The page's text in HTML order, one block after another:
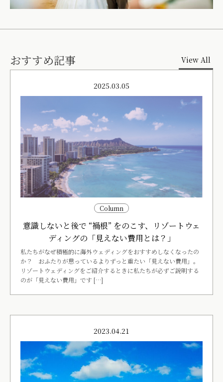
おすすめ記事 View All
2025.03.05
Column
意識しないと後で “禍根” をのこす、リゾートウェ
ディングの「見えない費用とは？」
私たちがなぜ積極的に海外ウェディングをおすすめしなくなったの
か？ おふたりが思っているよりずっと重たい「見えない費用」。
リゾートウェディングをご紹介するときに私たちが必ずご説明する
のが「見えない費用」です […]
2023.04.21